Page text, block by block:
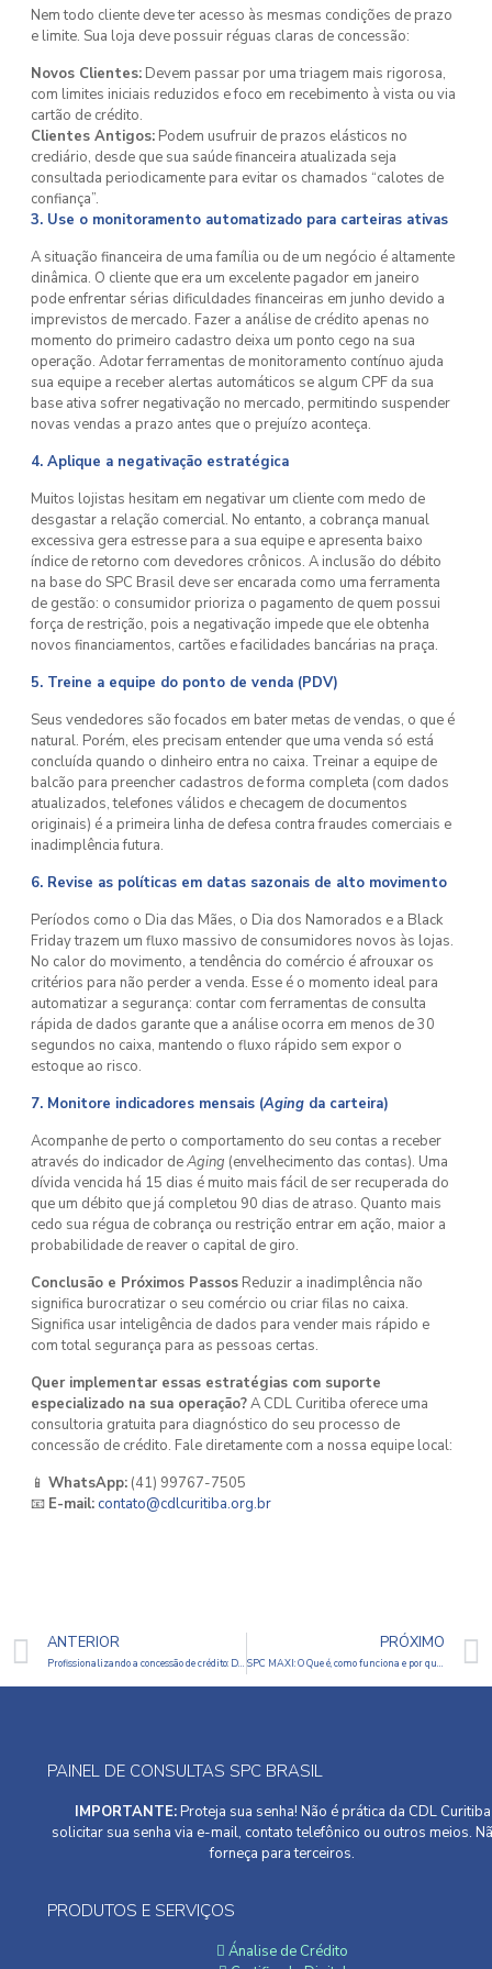
Nem todo cliente deve ter acesso às mesmas condições de prazo
e limite. Sua loja deve possuir réguas claras de concessão:
Novos Clientes: Devem passar por uma triagem mais rigorosa,
com limites iniciais reduzidos e foco em recebimento à vista ou via
cartão de crédito.
Clientes Antigos: Podem usufruir de prazos elásticos no
crediário, desde que sua saúde financeira atualizada seja
consultada periodicamente para evitar os chamados “calotes de
confiança”.
3. Use o monitoramento automatizado para carteiras ativas
A situação financeira de uma família ou de um negócio é altamente
dinâmica. O cliente que era um excelente pagador em janeiro
pode enfrentar sérias dificuldades financeiras em junho devido a
imprevistos de mercado. Fazer a análise de crédito apenas no
momento do primeiro cadastro deixa um ponto cego na sua
operação. Adotar ferramentas de monitoramento contínuo ajuda
sua equipe a receber alertas automáticos se algum CPF da sua
base ativa sofrer negativação no mercado, permitindo suspender
novas vendas a prazo antes que o prejuízo aconteça.
4. Aplique a negativação estratégica
Muitos lojistas hesitam em negativar um cliente com medo de
desgastar a relação comercial. No entanto, a cobrança manual
excessiva gera estresse para a sua equipe e apresenta baixo
índice de retorno com devedores crônicos. A inclusão do débito
na base do SPC Brasil deve ser encarada como uma ferramenta
de gestão: o consumidor prioriza o pagamento de quem possui
força de restrição, pois a negativação impede que ele obtenha
novos financiamentos, cartões e facilidades bancárias na praça.
5. Treine a equipe do ponto de venda (PDV)
Seus vendedores são focados em bater metas de vendas, o que é
natural. Porém, eles precisam entender que uma venda só está
concluída quando o dinheiro entra no caixa. Treinar a equipe de
balcão para preencher cadastros de forma completa (com dados
atualizados, telefones válidos e checagem de documentos
originais) é a primeira linha de defesa contra fraudes comerciais e
inadimplência futura.
6. Revise as políticas em datas sazonais de alto movimento
Períodos como o Dia das Mães, o Dia dos Namorados e a Black
Friday trazem um fluxo massivo de consumidores novos às lojas.
No calor do movimento, a tendência do comércio é afrouxar os
critérios para não perder a venda. Esse é o momento ideal para
automatizar a segurança: contar com ferramentas de consulta
rápida de dados garante que a análise ocorra em menos de 30
segundos no caixa, mantendo o fluxo rápido sem expor o
estoque ao risco.
7. Monitore indicadores mensais (Aging da carteira)
Acompanhe de perto o comportamento do seu contas a receber
através do indicador deAging (envelhecimento das contas). Uma
dívida vencida há 15 dias é muito mais fácil de ser recuperada do
que um débito que já completou 90 dias de atraso. Quanto mais
cedo sua régua de cobrança ou restrição entrar em ação, maior a
probabilidade de reaver o capital de giro.
Conclusão e Próximos Passos Reduzir a inadimplência não
significa burocratizar o seu comércio ou criar filas no caixa.
Significa usar inteligência de dados para vender mais rápido e
com total segurança para as pessoas certas.
Quer implementar essas estratégias com suporte
especializado na sua operação?A CDL Curitiba oferece uma
consultoria gratuita para diagnóstico do seu processo de
concessão de crédito. Fale diretamente com a nossa equipe local:
📱 WhatsApp: (41) 99767-7505
📧 E-mail: contato@cdlcuritiba.org.br
ANTERIOR
Profissionalizando a concessão de crédito: Da intuição à excelência operacional
PRÓXIMO
SPC MAXI: O Que é, como funciona e por que é essencial para o seu negócio
PAINEL DE CONSULTAS SPC BRASIL
IMPORTANTE:Proteja sua senha! Não é prática da CDL Curitiba
solicitar sua senha via e-mail, contato telefônico ou outros meios.
forneça para terceiros.
PRODUTOS E SERVIÇOS
Ánalise de Crédito